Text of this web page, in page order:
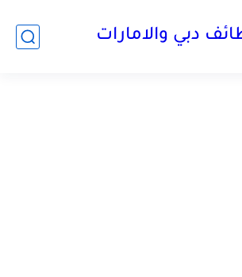
دبي والامارات